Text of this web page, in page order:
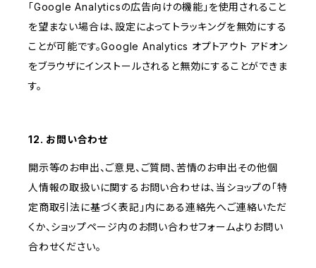
「Google Analyticsの広告向けの機能」を使用されること
を望まない場合は、設定によってトラッキングを無効にする
ことが可能です。Google Analytics オプトアウト アドオン
をブラウザにインストールされると無効にすることができま
す。
12. お問い合わせ
開示等のお申出、ご意見、ご質問、苦情のお申出その他個
人情報の取扱いに関するお問い合わせは、当ショップの「特
定商取引法に基づく表記」内にある連絡先へご連絡いただ
くか、ショップページ内のお問い合わせフォームよりお問い
合わせください。